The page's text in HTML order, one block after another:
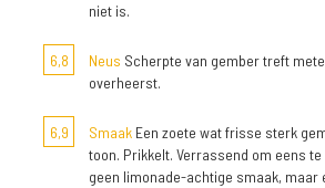
niet is.
6,8 Neus Scherpte van gember treft
overheerst.
6,9 Smaak Een zoete wat frisse sterk
toon. Prikkelt. Verrassend om eens te
geen limonade-achtige smaak, maar